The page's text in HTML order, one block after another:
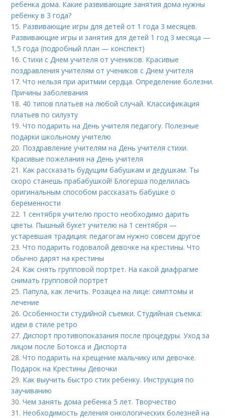
ребенка дома. Какие развивающие занятия дома нужны
ребенку в 3 года?
15. Развивающие игры для детей от 1 года 3 месяцев.
Развивающие игры и занятия для детей 1 год 3 месяца —
1,5 года (подробный план — конспект)
16.Стихи с Днем учителя от учеников. Красивые
поздравления учителям от учеников с Днем учителя
17.Что нельзя при аритмии сердца. Определение болезни.
Причины заболевания
18. 40 типов платьев на любой случай. Классификация
платьев по силуэту
19.Что подарить на День учителя педагогу. Полезные
подарки школьному учителю
20. Поздравление учителям на День учителя стихи.
Красивые пожелания на День учителя
21. Как рассказать будущим бабушкам и дедушкам. Ты
скоро станешь прабабушкой! Блогерша поделилась
оригинальным способом рассказать бабушке о
беременности
22. 1 сентября учителю просто необходимо дарить
цветы. Пышный букет учителю на 1 сентября —
устаревшая традиция: педагогам нужно совсем другое
23.Что подарить годовалой девочке на крестины. Что
обычно дарят на крестины
24. Как снять групповой портрет. На какой диафрагме
снимать групповой портрет
25. Папула, как лечить. Розацеа на лице: симптомы и
лечение
26.Особенности студийной съемки. Студийная съемка:
идеи в стиле ретро
27. Диспорт противопоказания после процедуры. Уход за
лицом после Ботокса и Диспорта
28.Что подарить на крещение мальчику или девочке.
Подарок на Крестины Девочки
29. Как выучить быстро стих ребенку. Инструкция по
заучиванию
30.Чем занять дома ребенка 5 лет. Творчество
31. Необходимость деления онкологических болезней на